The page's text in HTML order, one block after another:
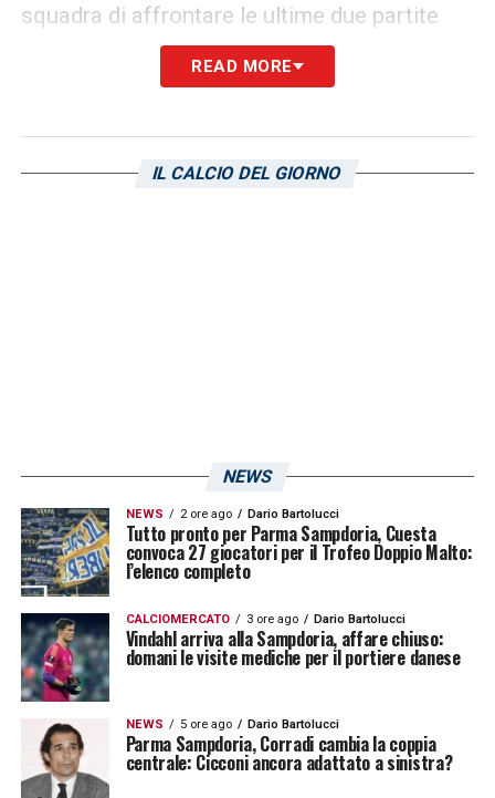
squadra di affrontare le ultime due partite
SalernitanaeJuve Stabia
Come sottolineato dall’edizione genovese
delSecolo XIX , i tre punti lontano dalFerraris
LA PLAYLIST DELLE NOSTRE TOP NEWS
READ MORE
IL CALCIO DEL GIORNO
NEWS
NEWS 2 ore ago Dario Bartolucci
Tutto pronto per Parma Sampdoria, Cuesta
convoca 27 giocatori per il Trofeo Doppio Malto:
l’elenco completo
CALCIOMERCATO 3 ore ago Dario Bartolucci
Vindahl arriva alla Sampdoria, affare chiuso:
domani le visite mediche per il portiere danese
NEWS 5 ore ago Dario Bartolucci
Parma Sampdoria, Corradi cambia la coppia
centrale: Cicconi ancora adattato a sinistra?